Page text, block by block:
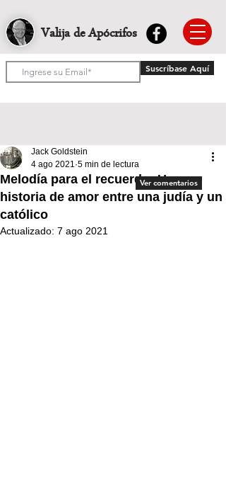
Valija de Apócrifos
Suscríbase Aquí
Melodía para el recuerdo: Una
historia de amor entre una judía y un
católico
Jack Goldstein
4 ago 2021 5 min de lectura
Actualizado: 7 ago 2021
Ver comentarios